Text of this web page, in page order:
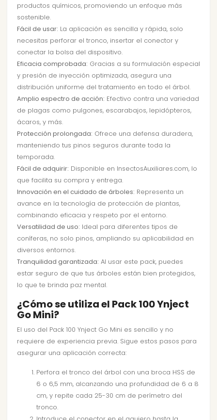
productos químicos, promoviendo un enfoque más
sostenible.
Fácil de usar: La aplicación es sencilla y rápida, solo
necesitas perforar el tronco, insertar el conector y
conectar la bolsa del dispositivo.
Eficacia comprobada: Gracias a su formulación especial
y presión de inyección optimizada, asegura una
distribución uniforme del tratamiento en todo el árbol.
Amplio espectro de acción: Efectivo contra una variedad
de plagas como pulgones, escarabajos, lepidópteros,
ácaros, y más.
Protección prolongada: Ofrece una defensa duradera,
manteniendo tus pinos seguros durante toda la
temporada.
Fácil de adquirir: Disponible en InsectosAuxiliares.com, lo
que facilita su compra y entrega.
Innovación en el cuidado de árboles: Representa un
avance en la tecnología de protección de plantas,
combinando eficacia y respeto por el entorno.
Versatilidad de uso: Ideal para diferentes tipos de
coníferas, no solo pinos, ampliando su aplicabilidad en
diversos entornos.
Tranquilidad garantizada: Al usar este pack, puedes
estar seguro de que tus árboles están bien protegidos,
lo que te brinda paz mental.
¿Cómo se utiliza el Pack 100 Ynject
Go Mini?
El uso del Pack 100 Ynject Go Mini es sencillo y no
requiere de experiencia previa. Sigue estos pasos para
asegurar una aplicación correcta:
Perfora el tronco del árbol con una broca HSS de
6 o 6,5 mm, alcanzando una profundidad de 6 a 8
cm, y repite cada 25-30 cm de perímetro del
tronco.